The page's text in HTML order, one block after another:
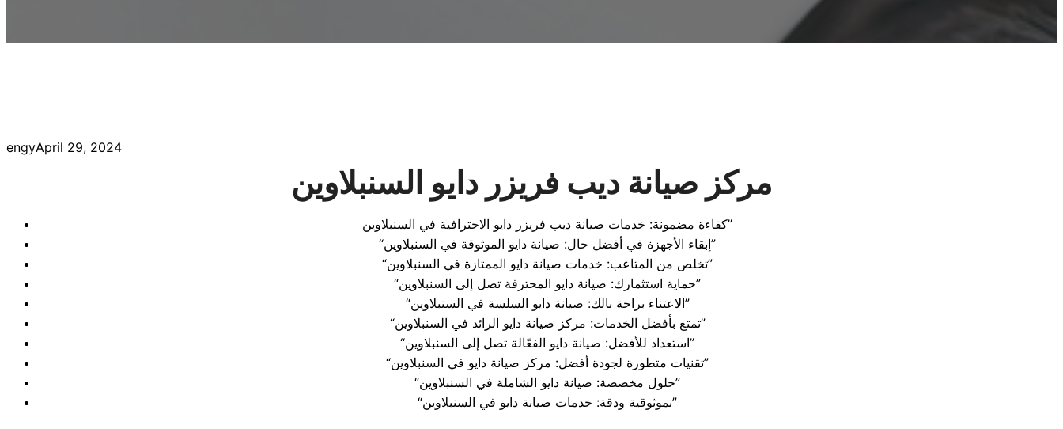
engyApril 29, 2024
مركز صيانة ديب فريزر دايو السنبلاوين
كفاءة مضمونة: خدمات صيانة ديب فريزر دايو الاحترافية في السنبلاوين”
“إبقاء الأجهزة في أفضل حال: صيانة دايو الموثوقة في السنبلاوين”
“تخلص من المتاعب: خدمات صيانة دايو الممتازة في السنبلاوين”
“حماية استثمارك: صيانة دايو المحترفة تصل إلى السنبلاوين”
“الاعتناء براحة بالك: صيانة دايو السلسة في السنبلاوين”
“تمتع بأفضل الخدمات: مركز صيانة دايو الرائد في السنبلاوين”
“استعداد للأفضل: صيانة دايو الفعّالة تصل إلى السنبلاوين”
“تقنيات متطورة لجودة أفضل: مركز صيانة دايو في السنبلاوين”
“حلول مخصصة: صيانة دايو الشاملة في السنبلاوين”
“بموثوقية ودقة: خدمات صيانة دايو في السنبلاوين”